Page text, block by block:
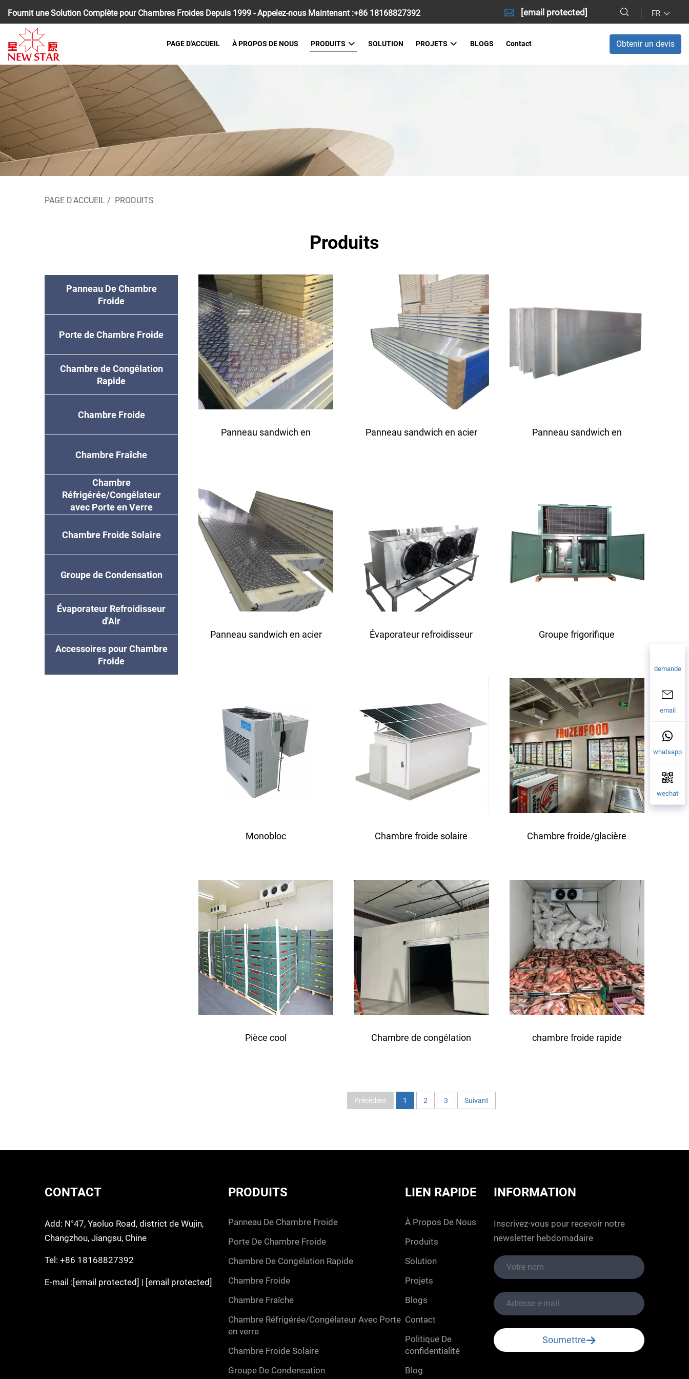
Fournit une Solution Complète pour Chambres Froides Depuis 1999 - Appelez-nous Maintenant :+86 18168827392 [email protected] FR
PAGE D'ACCUEIL À PROPOS DE NOUS PRODUITS SOLUTION PROJETS BLOGS Contact Obtenir un devis
PAGE D'ACCUEIL / PRODUITS
Produits
Panneau De Chambre
Froide
Porte de Chambre Froide
Chambre de Congélation
Rapide
Chambre Froide
Chambre Fraîche
Chambre
Réfrigérée/Congélateur
avec Porte en Verre
Chambre Froide Solaire
Groupe de Condensation
Évaporateur Refroidisseur
d'Air
Accessoires pour Chambre
Froide
Panneau sandwich en Panneau sandwich en acier Panneau sandwich en
Panneau sandwich en acier Évaporateur refroidisseur Groupe frigorifique
Monobloc Chambre froide solaire Chambre froide/glacière
Pièce cool Chambre de congélation chambre froide rapide
Précédent 1 2 3 Suivant
demande
email
whatsapp
wechat
CONTACT
Add: N°47, Yaoluo Road, district de Wujin,
Changzhou, Jiangsu, Chine
Tel: +86 18168827392
E-mail : [email protected] | [email protected]
PRODUITS
panneau de chambre froide
porte de chambre froide
chambre de congélation rapide
chambre froide
chambre fraîche
chambre réfrigérée/congélateur avec porte
en verre
chambre froide solaire
groupe de condensation
LIEN RAPIDE
à propos de nous
produits
solution
projets
blogs
contact
politique de
confidentialité
blog
INFORMATION
Inscrivez-vous pour recevoir notre
newsletter hebdomadaire
Soumettre